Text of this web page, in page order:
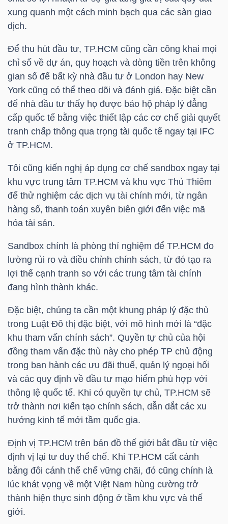
xung quanh một cách minh bạch qua các sàn giao
dịch.
Để thu hút đầu tư, TP.HCM cũng cần công khai mọi
chỉ số về dự án, quy hoạch và dòng tiền trên không
gian số để bất kỳ nhà đầu tư ở London hay New
York cũng có thể theo dõi và đánh giá. Đặc biệt cần
để nhà đầu tư thấy họ được bảo hộ pháp lý đẳng
cấp quốc tế bằng việc thiết lập các cơ chế giải quyết
tranh chấp thông qua trọng tài quốc tế ngay tại IFC
ở TP.HCM.
Tôi cũng kiến nghị áp dụng cơ chế sandbox ngay tại
khu vực trung tâm TP.HCM và khu vực Thủ Thiêm
để thử nghiệm các dịch vụ tài chính mới, từ ngân
hàng số, thanh toán xuyên biên giới đến việc mã
hóa tài sản.
Sandbox chính là phòng thí nghiệm để TP.HCM đo
lường rủi ro và điều chỉnh chính sách, từ đó tạo ra
lợi thế cạnh tranh so với các trung tâm tài chính
đang hình thành khác.
Đặc biệt, chúng ta cần một khung pháp lý đặc thù
trong Luật Đô thị đặc biệt, với mô hình mới là “đặc
khu tham vấn chính sách”. Quyền tự chủ của hội
đồng tham vấn đặc thù này cho phép TP chủ động
trong ban hành các ưu đãi thuế, quản lý ngoại hối
và các quy định về đầu tư mạo hiểm phù hợp với
thông lệ quốc tế. Khi có quyền tự chủ, TP.HCM sẽ
trở thành nơi kiến tạo chính sách, dẫn dắt các xu
hướng kinh tế mới tầm quốc gia.
Định vị TP.HCM trên bản đồ thế giới bắt đầu từ việc
định vị lại tư duy thể chế. Khi TP.HCM cất cánh
bằng đôi cánh thể chế vững chãi, đó cũng chính là
lúc khát vọng về một Việt Nam hùng cường trở
thành hiện thực sinh động ở tầm khu vực và thế
giới.
YẾU
TIÊU
DÙNG
THIẾT
YẾU
CHĂM
SÓC
SỨC
KHỎE
TÀI
CHÍNH
CÔNG
NGHỆ
THÔNG
TIN
DỊCH
VỤ
TRUYỀN
THÔNG